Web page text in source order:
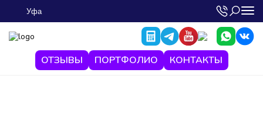
Уфа
ОТЗЫВЫ ПОРТФОЛИО КОНТАКТЫ